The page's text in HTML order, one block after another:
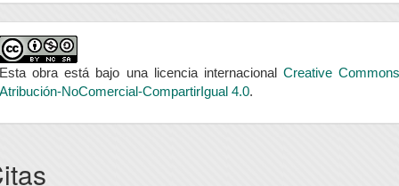
Esta obra está bajo una licencia internacional Creative Commons
Atribución-NoComercial-CompartirIgual 4.0.